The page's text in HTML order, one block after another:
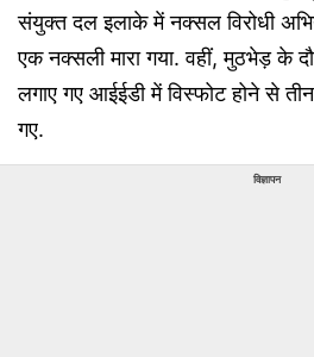
संयुक्त दल इलाके में नक्सल विरोधी
एक नक्सली मारा गया. वहीं, मुठभेड़ के
लगाए गए आईईडी में विस्फोट होने से तीन
गए.
विज्ञापन